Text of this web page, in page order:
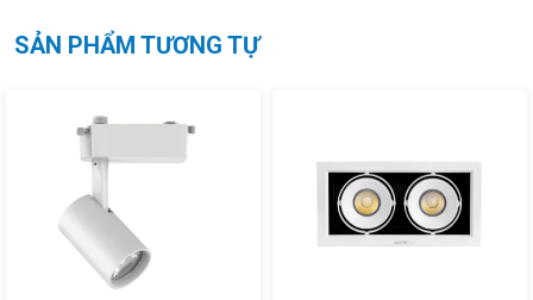
SẢN PHẨM TƯƠNG TỰ